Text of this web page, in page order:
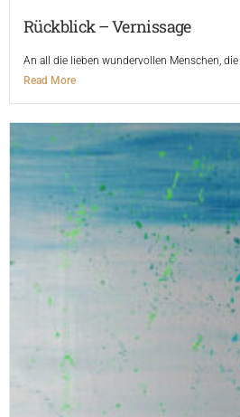
Rückblick – Vernissage
An all die lieben wundervollen Menschen,
Read More